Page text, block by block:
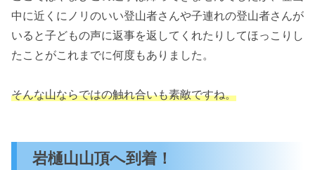
中に近くにノリのいい登山者さんや子連れの登山者さんが
いると子どもの声に返事を返してくれたりしてほっこりし
たことがこれまでに何度もありました。
そんな山ならではの触れ合いも素敵ですね。
岩樋山山頂へ到着！